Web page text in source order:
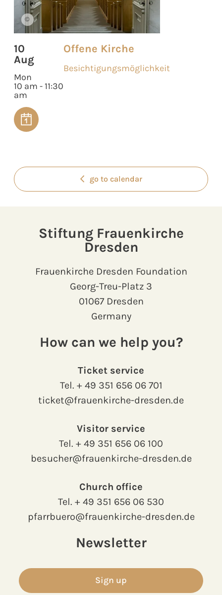
©
10
Aug
Mon
10 am - 11:30
am
Offene Kirche
Besichtigungsmöglichkeit
go to calendar
Stiftung Frauenkirche
Dresden
Frauenkirche Dresden Foundation
Georg-Treu-Platz 3
01067 Dresden
Germany
How can we help you?
Ticket service
Tel. + 49 351 656 06 701
ticket@frauenkirche-dresden.de
Visitor service
Tel. + 49 351 656 06 100
besucher@frauenkirche-dresden.de
Church office
Tel. + 49 351 656 06 530
pfarrbuero@frauenkirche-dresden.de
Newsletter
Sign up